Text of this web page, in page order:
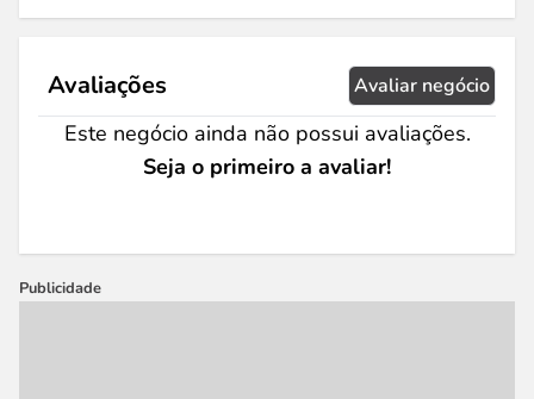
Avaliações Avaliar negócio
Este negócio ainda não possui avaliações.
Seja o primeiro a avaliar!
Publicidade